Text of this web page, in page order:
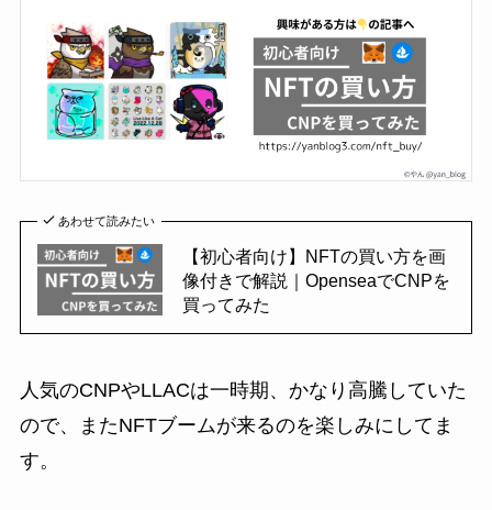
あわせて読みたい
【初心者向け】NFTの買い方を画
像付きで解説｜OpenseaでCNPを
買ってみた
人気のCNPやLLACは一時期、かなり高騰していた
ので、またNFTブームが来るのを楽しみにしてま
す。